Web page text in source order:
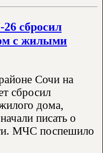
сбросил
с жилыми
Сочи на
сбросил
дома,
писать о
МЧС поспешило